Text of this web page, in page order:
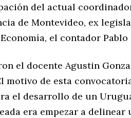
del actual
de Montevideo, ex
el contador Pablo
el docente Agustin
motivo de esta
el desarrollo de un
era empezar a